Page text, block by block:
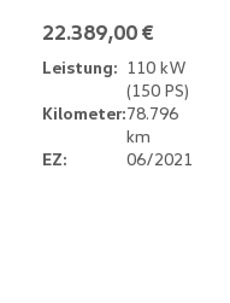
22.389,00 €
Leistung: 110 kW
(150 PS)
Kilometer:78.796
km
EZ:
06/2021